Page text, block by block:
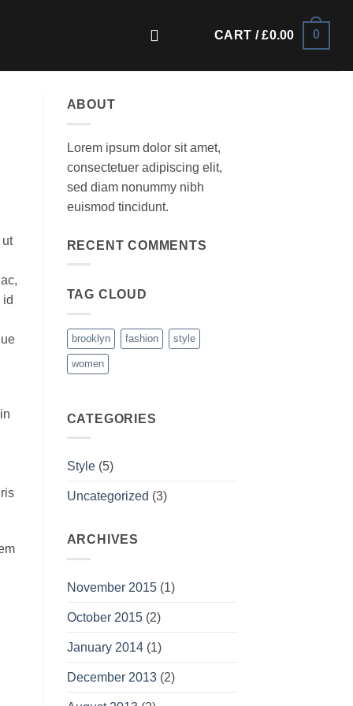
CART /£0.00 0
ut
ABOUT
Lorem ipsum dolor sit amet,
consectetuer adipiscing elit,
sed diam nonummy nibh
euismod tincidunt.
RECENT COMMENTS
TAG CLOUD
brooklyn fashion style
women
CATEGORIES
Style(5)
Uncategorized (3)
ARCHIVES
November 2015(1)
October 2015(2)
January 2014(1)
December 2013(2)